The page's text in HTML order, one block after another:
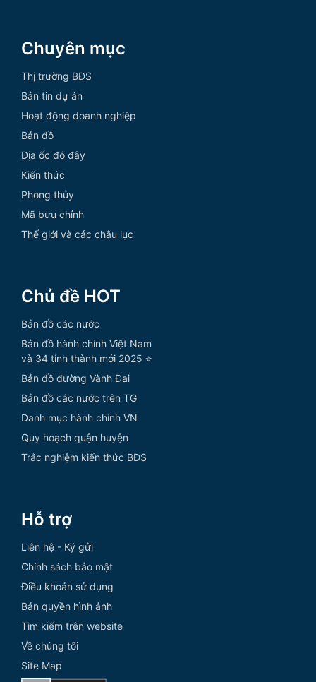
Chuyên mục
Thị trường BĐS
Bản tin dự án
Hoạt động doanh nghiệp
Bản đồ
Địa ốc đó đây
Kiến thức
Phong thủy
Mã bưu chính
Thế giới và các châu lục
Chủ đề HOT
Bản đồ các nước
Bản đồ hành chính Việt Nam
và 34 tỉnh thành mới 2025 ⭐
Bản đồ đường Vành Đai
Bản đồ các nước trên TG
Danh mục hành chính VN
Quy hoạch quận huyện
Trắc nghiệm kiến thức BĐS
Hỗ trợ
Liên hệ - Ký gửi
Chính sách bảo mật
Điều khoản sử dụng
Bản quyền hình ảnh
Tìm kiếm trên website
Về chúng tôi
Site Map